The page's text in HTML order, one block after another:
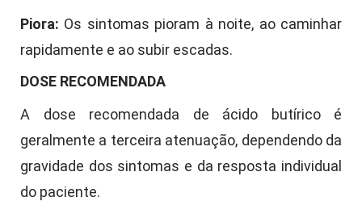
Piora: Os sintomas pioram à noite, ao caminhar
rapidamente e ao subir escadas.
DOSE RECOMENDADA
A dose recomendada de ácido butírico é
geralmente a terceira atenuação, dependendo da
gravidade dos sintomas e da resposta individual
do paciente.